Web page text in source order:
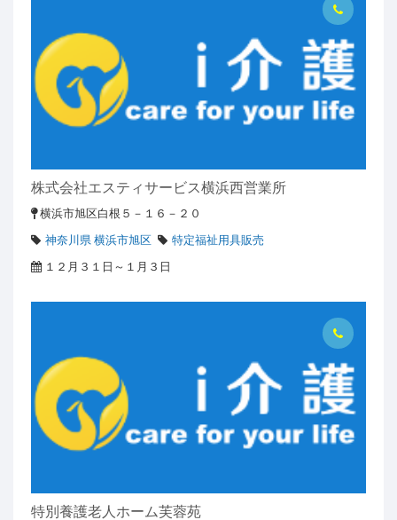
株式会社エスティサービス横浜西営業所
横浜市旭区白根５－１６－２０
神奈川県 横浜市旭区
特定福祉用具販売
１２月３１日～１月３日
特別養護老人ホーム芙蓉苑